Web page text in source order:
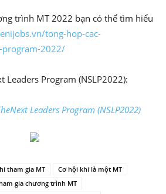
trình MT 2022 bạn có thể tìm hiểu
tong-hop-cac-
program-2022/
Leaders Program (NSLP2022):
Leaders Program (NSLP2022)
tham gia MT
Cơ hội khi là một MT
gia chương trình MT